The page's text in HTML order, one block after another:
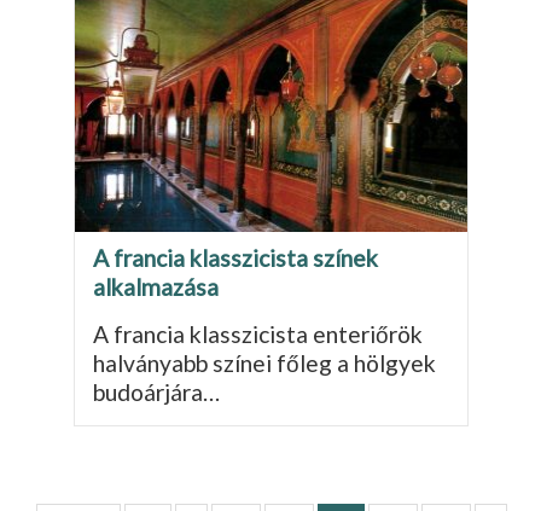
A francia klasszicista színek
alkalmazása
A francia klasszicista enteriőrök
halványabb színei főleg a hölgyek
budoárjára…